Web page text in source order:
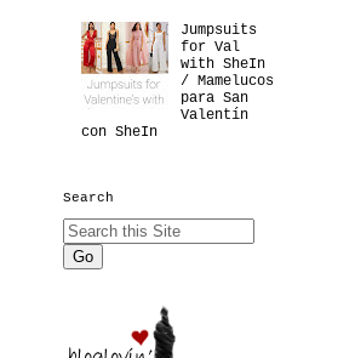
Jumpsuits
for Val
with SheIn
/ Mamelucos
para San
Valentín
con SheIn
Search